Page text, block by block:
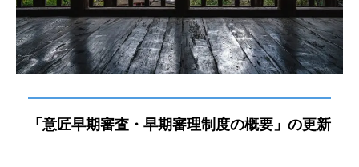
「意匠早期審査・早期審理制度の概要」の更新